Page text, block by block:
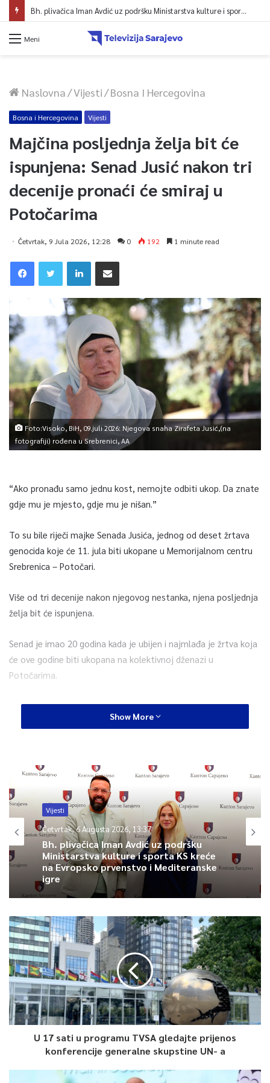
Bh. plivačica Iman Avdić uz podršku Ministarstva kulture i sporta KS kreće na Evropsko prvenstvo i Mediteranske igre
Meni
Naslovna/Vijesti/Bosna I Hercegovina
Bosna i Hercegovina Vijesti
Majčina posljednja želja bit će
ispunjena: Senad Jusić nakon tri
decenije pronaći će smiraj u
Potočarima
Četvrtak, 9 Jula 2026, 12:28 0 192 1 minute read
Foto:Visoko, BiH, 09.juli 2026: Njegova snaha Zirafeta Jusić,(na
fotografiji) rođena u Srebrenici, AA
“Ako pronađu samo jednu kost, nemojte odbiti ukop. Da znate
gdje mu je mjesto, gdje mu je nišan.”
To su bile riječi majke Senada Jusića, jednog od deset žrtava
genocida koje će 11. jula biti ukopane u Memorijalnom centru
Srebrenica – Potočari.
Više od tri decenije nakon njegovog nestanka, njena posljednja
želja bit će ispunjena.
Senad je imao 20 godina kada je ubijen i najmlađa je žrtva koja
će ove godine biti ukopana na kolektivnoj dženazi u
Potočarima.
Nestao je u julu 1995. godine na području Bratunca,
pokušavajući kroz šumu stići do slobodne teritorije nakon pada
Njegova porodica čekala je više od 30 godina da pronađe
njegove posmrtne ostatke. Ovog 11. jula ispunit će posljednju
želju njegove majke – da njen sin dobije mezar, makar bio
identificiran samo po jednoj pronađenoj kosti.
Njegova snaha Zirafeta Jusić, nastanjena u Ilijašu, kaže da je
Senad odrastao pred njenim očima.
“Udala sam se za njegovog brata kada je Senad imao pet
godina. Bio je vrijedan, čestit i omiljen među ljudima. Upisao je
hemijsku školu u Srebrenici, ali je rat prekinuo njegovo
školovanje i život koji je tek počinjao”, rekla je za Anadolu.
Posljednji put vidjela ga je 10. jula 1995. godine.
0
Show More
Vijesti
Četvrtak, 6 Augusta 2026, 13:37
Bh. plivačica Iman Avdić uz podršku
Ministarstva kulture i sporta KS kreće
na Evropsko prvenstvo i Mediteranske
igre
U 17 sati u programu TVSA gledajte prijenos
konferencije generalne skupstine UN- a